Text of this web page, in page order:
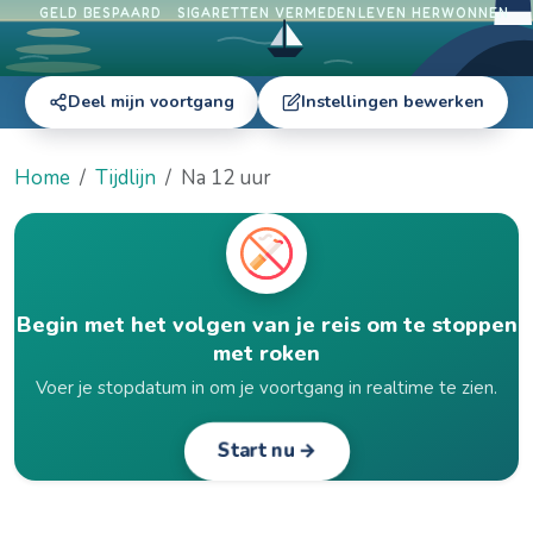
GELD BESPAARD SIGARETTEN VERMEDEN LEVEN HERWONNEN
Deel mijn voortgang Instellingen bewerken
Home Tijdlijn Na 12 uur
Begin met het volgen van je reis om te stoppen
met roken
Voer je stopdatum in om je voortgang in realtime te zien.
Start nu →